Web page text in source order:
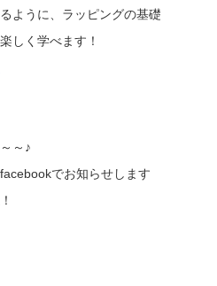
ように、ラッピングの基礎
しく学べます！
～♪
でお知らせします